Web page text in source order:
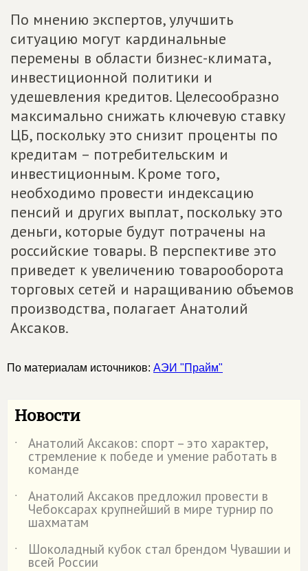
По мнению экспертов, улучшить
ситуацию могут кардинальные
перемены в области бизнес-климата,
инвестиционной политики и
удешевления кредитов. Целесообразно
максимально снижать ключевую ставку
ЦБ, поскольку это снизит проценты по
кредитам – потребительским и
инвестиционным. Кроме того,
необходимо провести индексацию
пенсий и других выплат, поскольку это
деньги, которые будут потрачены на
российские товары. В перспективе это
приведет к увеличению товарооборота
торговых сетей и наращиванию объемов
производства, полагает Анатолий
Аксаков.
По материалам источников: АЭИ "Прайм"
Новости
˙ Анатолий Аксаков: спорт – это характер,
стремление к победе и умение работать в
команде
˙
Анатолий Аксаков предложил провести в
Чебоксарах крупнейший в мире турнир по
шахматам
˙
Шоколадный кубок стал брендом Чувашии и
всей России